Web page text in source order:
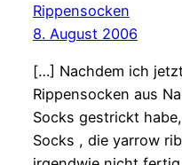
Rippensocken
8. August 2006
[…] Nachdem ich
Rippensocken aus
Socks gestrickt
Socks , die yarrow